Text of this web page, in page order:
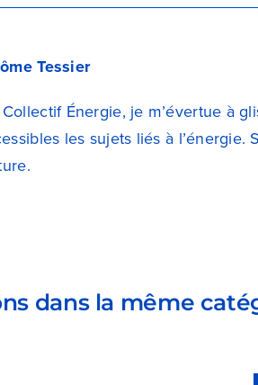
Tessier
Énergie, je m’évertue à
les sujets liés à
dans la même